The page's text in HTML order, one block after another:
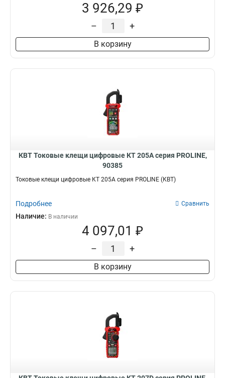
3 926,29 ₽
– +
В корзину
КВТ Токовые клещи цифровые КТ 205А серия PROLINE,
90385
Токовые клещи цифровые КТ 205А серия PROLINE (КВТ)
Подробнее Сравнить
Наличие: В наличии
4 097,01 ₽
– +
В корзину